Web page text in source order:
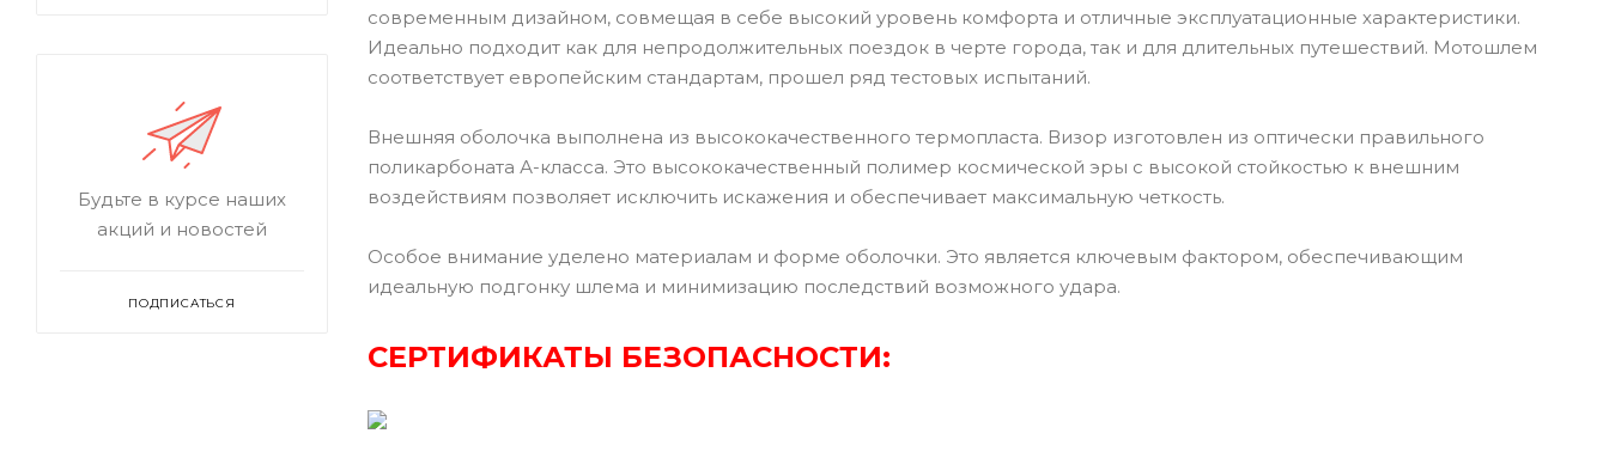
современным дизайном, совмещая в себе высокий уровень комфорта и отличные эксплуатационные характеристики.
Идеально подходит как для непродолжительных поездок в черте города, так и для длительных путешествий. Мотошлем
соответствует европейским стандартам, прошел ряд тестовых испытаний.
Внешняя оболочка выполнена из высококачественного термопласта. Визор изготовлен из оптически правильного
поликарбоната А-класса. Это высококачественный полимер космической эры с высокой стойкостью к внешним
воздействиям позволяет исключить искажения и обеспечивает максимальную четкость.
Особое внимание уделено материалам и форме оболочки. Это является ключевым фактором, обеспечивающим
идеальную подгонку шлема и минимизацию последствий возможного удара.
СЕРТИФИКАТЫ БЕЗОПАСНОСТИ:
Будьте в курсе наших
акций и новостей
ПОДПИСАТЬСЯ